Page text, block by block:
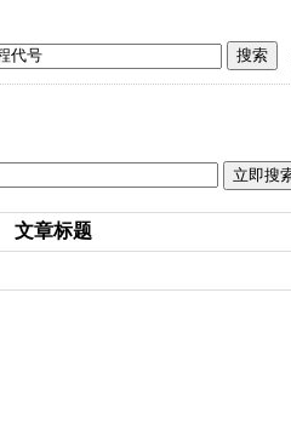
文章标题